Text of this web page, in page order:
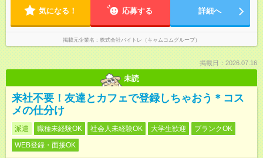
気になる！ 応募する 詳細へ
掲載元企業名 株式会社バイトレ（キャムコムグループ）
掲載日：2026.07.16
未読
来社不要！友達とカフェで登録しちゃおう＊コス
メの仕分け
派遣 職種未経験OK 社会人未経験OK 大学生歓迎
ブランクOK
WEB登録・面接OK